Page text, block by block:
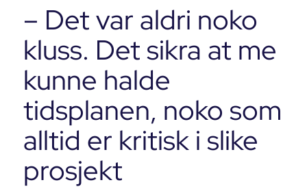
– Det var aldri noko
kluss. Det sikra at me
kunne halde
tidsplanen, noko som
alltid er kritisk i slike
prosjekt